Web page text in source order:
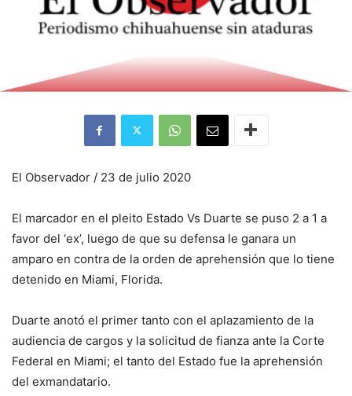
El Observador / 23 de julio 2020
El marcador en el pleito Estado Vs Duarte se puso 2 a 1 a
favor del ‘ex’, luego de que su defensa le ganara un
amparo en contra de la orden de aprehensión que lo tiene
detenido en Miami, Florida.
Duarte anotó el primer tanto con el aplazamiento de la
audiencia de cargos y la solicitud de fianza ante la Corte
Federal en Miami; el tanto del Estado fue la aprehensión
del exmandatario.